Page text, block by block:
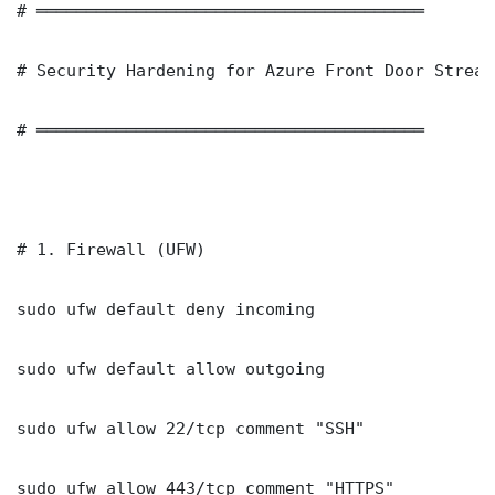
# ═══════════════════════════════════════
# Security Hardening for Azure Front Door
# ═══════════════════════════════════════
# 1. Firewall (UFW)
sudo ufw default deny incoming
sudo ufw default allow outgoing
sudo ufw allow 22/tcp comment "SSH"
sudo ufw allow 443/tcp comment "HTTPS"